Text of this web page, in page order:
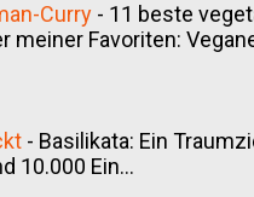
Curry - 11 beste
Favoriten:
- Basilikata: Ein
10.000 Ein...